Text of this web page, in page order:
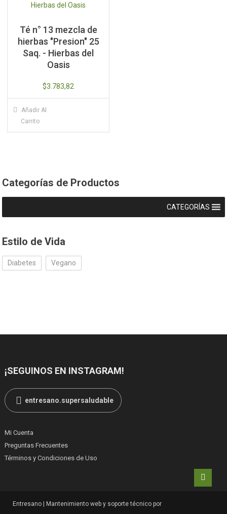
Té n° 13 mezcla de
hierbas "Presion" 25
Saq. - Hierbas del
Oasis
$3.783,82
Añadir Al
Carrito
Categorías de Productos
CATEGORÍAS
Estilo de Vida
Diabetes Vegano
¡SEGUINOS EN INSTAGRAM!
entresano.supersaludable
Mi Cuenta
Preguntas Frecuentes
Términos y Condiciones de Uso
Entresano Mantenimiento web y soporte técnico por